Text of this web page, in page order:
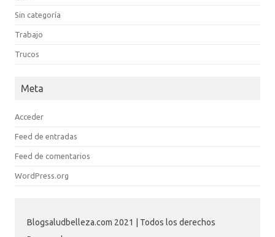
Sin categoría
Trabajo
Trucos
Meta
Acceder
Feed de entradas
Feed de comentarios
WordPress.org
Blogsaludbelleza.com 2021 | Todos los derechos